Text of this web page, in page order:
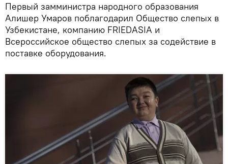
Первый замминистра народного образования
Алишер Умаров поблагодарил Общество слепых в
Узбекистане, компанию FRIEDASIA и
Всероссийское общество слепых за содействие в
поставке оборудования.